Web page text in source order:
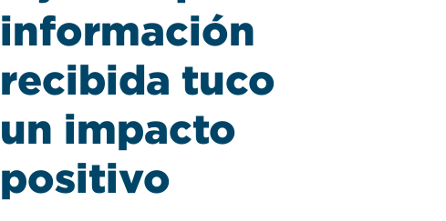
información
recibida tuco
un impacto
positivo